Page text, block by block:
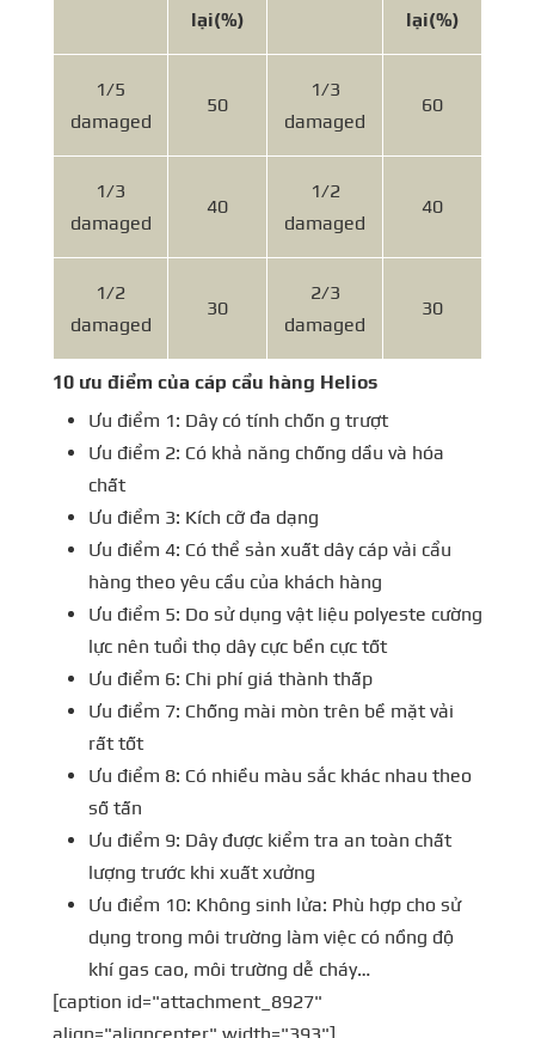
lại(%)
lại(%)
1/5
damaged
50
1/3
damaged
60
1/3
damaged
40
1/2
damaged
40
1/2
damaged
30
2/3
damaged
30
10 ưu điểm của cáp cẩu hàng Helios
Ưu điểm 1: Dây có tính chốn g trượt
Ưu điểm 2: Có khả năng chống dầu và hóa
chất
Ưu điểm 3: Kích cỡ đa dạng
Ưu điểm 4: Có thể sản xuất dây cáp vải cẩu
hàng theo yêu cầu của khách hàng
Ưu điểm 5: Do sử dụng vật liệu polyeste cường
lực nên tuổi thọ dây cực bền cực tốt
Ưu điểm 6: Chi phí giá thành thấp
Ưu điểm 7: Chống mài mòn trên bề mặt vải
rất tốt
Ưu điểm 8: Có nhiều màu sắc khác nhau theo
số tấn
Ưu điểm 9: Dây được kiểm tra an toàn chất
lượng trước khi xuất xưởng
Ưu điểm 10: Không sinh lửa: Phù hợp cho sử
dụng trong môi trường làm việc có nồng độ
khí gas cao, môi trường dễ cháy…
[caption id="attachment_8927"
align="aligncenter" width="393"]